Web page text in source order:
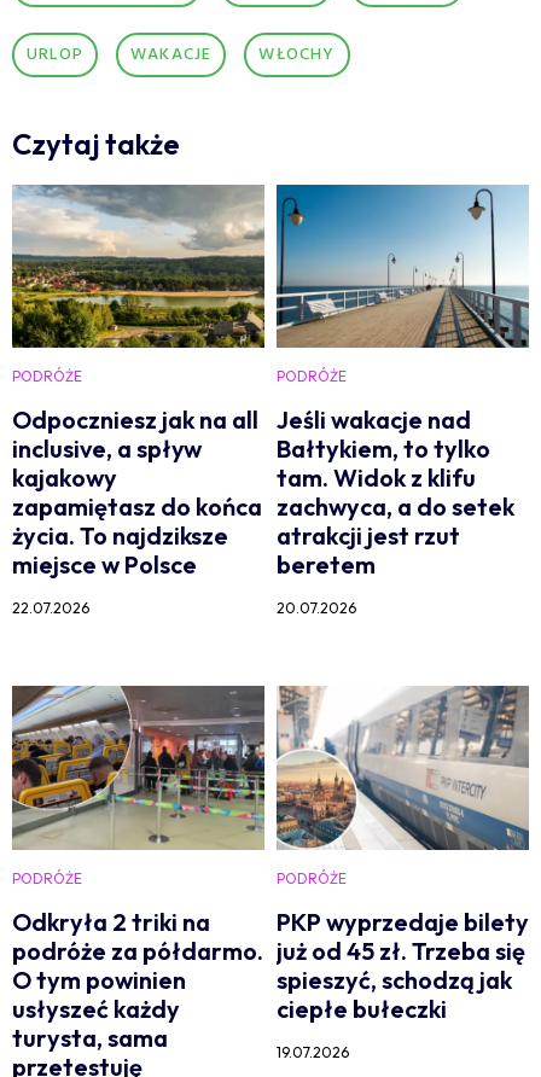
URLOP WAKACJE WŁOCHY
Czytaj także
PODRÓŻE
Odpoczniesz jak na all
inclusive, a spływ
kajakowy
zapamiętasz do końca
życia. To najdziksze
miejsce w Polsce
22.07.2026
PODRÓŻE
Jeśli wakacje nad
Bałtykiem, to tylko
tam. Widok z klifu
zachwyca, a do setek
atrakcji jest rzut
beretem
20.07.2026
PODRÓŻE
Odkryła 2 triki na
podróże za półdarmo.
O tym powinien
usłyszeć każdy
turysta, sama
przetestuję
PODRÓŻE
PKP wyprzedaje bilety
już od 45 zł. Trzeba się
spieszyć, schodzą jak
ciepłe bułeczki
19.07.2026